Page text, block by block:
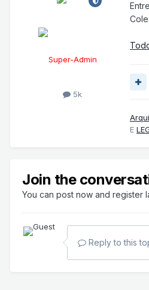
Super-Admin
5k
E
Join the
You can post now and register
Reply to this